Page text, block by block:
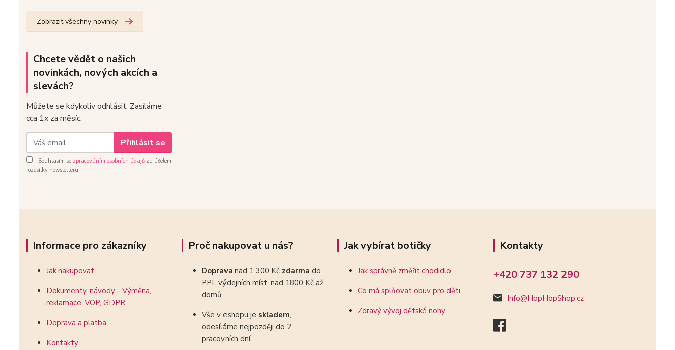
Zobrazit všechny novinky
Chcete vědět o našich
novinkách, nových akcích a
slevách?
Můžete se kdykoliv odhlásit. Zasíláme
cca 1x za měsíc.
Přihlásit se
Souhlasím se zpracováním osobních údajů za účelem
rozesílky newsletteru.
Informace pro zákazníky
Jak nakupovat
Dokumenty, návody - Výměna,
reklamace, VOP, GDPR
Doprava a platba
Kontakty
Proč nakupovat u nás?
Doprava nad 1 300 Kč zdarma do
PPL výdejních míst, nad 1800 Kč až
domů
Vše v eshopu je skladem,
odesíláme nejpozději do 2
pracovních dní
Jak vybírat botičky
Jak správně změřit chodidlo
Co má splňovat obuv pro děti
Zdravý vývoj dětské nohy
Kontakty
+420 737 132 290
Info@HopHopShop.cz